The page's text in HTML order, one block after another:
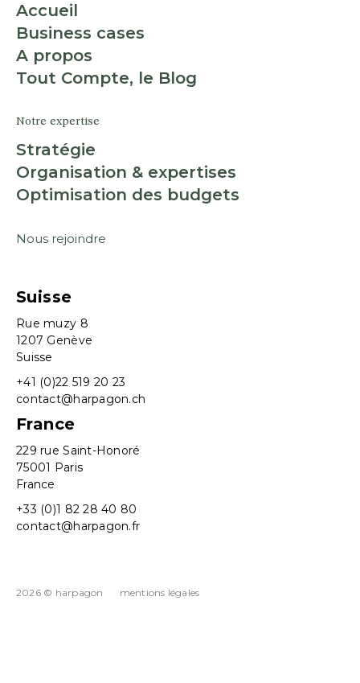
Accueil
Business cases
A propos
Tout Compte, le Blog
Notre expertise
Stratégie
Organisation & expertises
Optimisation des budgets
Nous rejoindre
Suisse
Rue muzy 8
1207 Genève
Suisse
+41 (0)22 519 20 23
contact@harpagon.ch
France
229 rue Saint-Honoré
75001 Paris
France
+33 (0)1 82 28 40 80
contact@harpagon.fr
2026 © harpagon mentions légales